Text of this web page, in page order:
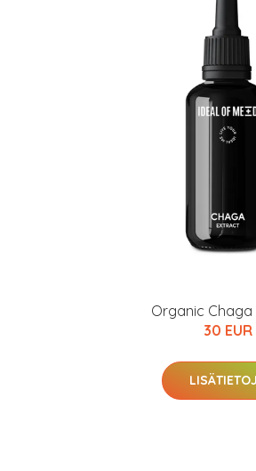
Organic
30 EUR